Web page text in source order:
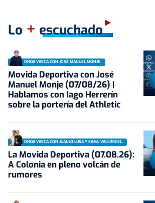
Lo + escuchado
ONDA VASCA CON JOSÉ MANUEL MONJE
Movida Deportiva con José
Manuel Monje (07/08/26) |
Hablamos con Iago Herrerín
sobre la portería del Athletic
ONDA VASCA CON JUANJO LUSA Y SAMU VALCÁRCEL
La Movida Deportiva (07.08.26):
A Colonia en pleno volcán de
rumores